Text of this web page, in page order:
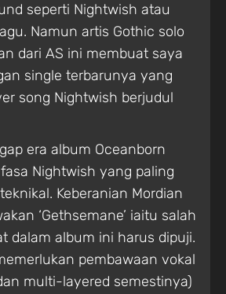
seperti Nightwish atau
Namun artis Gothic solo
dari AS ini membuat saya
single terbarunya yang
song Nightwish berjudul
era album Oceanborn
Nightwish yang paling
Keberanian Mordian
‘Gethsemane’ iaitu salah
dalam album ini harus dipuji.
pembawaan vokal
multi-layered semestinya)